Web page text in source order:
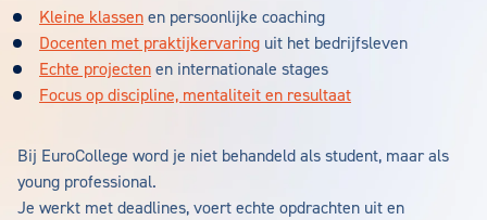
Kleine klassen en persoonlijke coaching
Docenten met praktijkervaring uit het bedrijfsleven
Echte projecten en internationale stages
Focus op discipline, mentaliteit en resultaat
Bij EuroCollege word je niet behandeld als student, maar als
young professional.
Je werkt met deadlines, voert echte opdrachten uit en